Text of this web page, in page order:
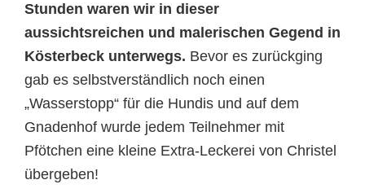
Stunden waren wir in dieser
aussichtsreichen und malerischen Gegend in
Kösterbeck unterwegs. Bevor es zurückging
gab es selbstverständlich noch einen
„Wasserstopp“ für die Hundis und auf dem
Gnadenhof wurde jedem Teilnehmer mit
Pfötchen eine kleine Extra-Leckerei von Christel
übergeben!